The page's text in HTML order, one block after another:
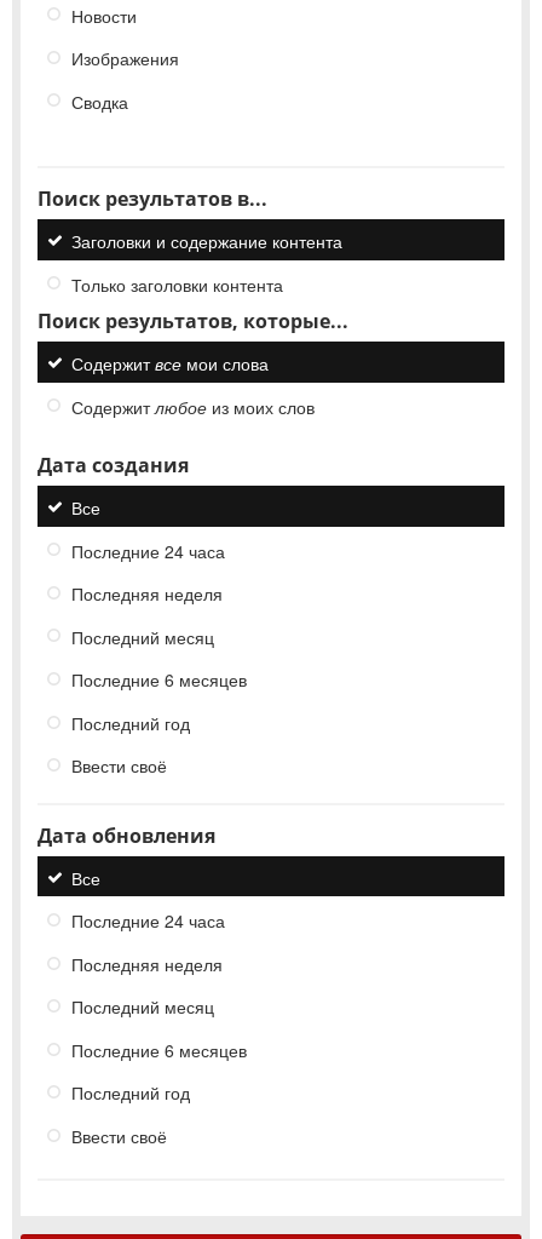
Новости
Изображения
Сводка
Поиск результатов в...
Заголовки и содержание контента
Только заголовки контента
Поиск результатов, которые...
Содержитвсе мои слова
Содержитлюбое из моих слов
Дата создания
Все
Последние 24 часа
Последняя неделя
Последний месяц
Последние 6 месяцев
Последний год
Ввести своё
Дата обновления
Все
Последние 24 часа
Последняя неделя
Последний месяц
Последние 6 месяцев
Последний год
Ввести своё